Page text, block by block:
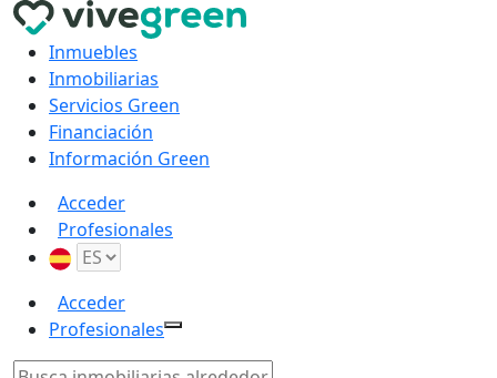
Inmuebles
Inmobiliarias
Servicios Green
Financiación
Información Green
Acceder
Profesionales
Acceder
Profesionales